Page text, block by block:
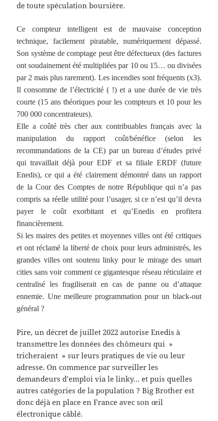
de toute spéculation boursière.
Ce compteur intelligent est de mauvaise conception
technique, facilement piratable, numériquement dépassé.
Son système de comptage peut être défectueux (des factures
ont soudainement été multipliées par 10 ou 15… ou divisées
par 2 mais plus rarement). Les incendies sont fréquents (x3).
Il consomme de l’électricité ( !) et a une durée de vie très
courte (15 ans théoriques pour les compteurs et 10 pour les
700 000 concentrateurs).
Elle a coûté très cher aux contribuables français avec la
manipulation du rapport coût/bénéfice (selon les
recommandations de la CE) par un bureau d’études privé
qui travaillait déjà pour EDF et sa filiale ERDF (future
Enedis), ce qui a été clairement démontré dans un rapport
de la Cour des Comptes de notre République qui n’a pas
compris sa réelle utilité pour l’usager, si ce n’est qu’il devra
payer le coût exorbitant et qu’Enedis en profitera
financièrement.
Si les maires des petites et moyennes villes ont été critiques
et ont réclamé la liberté de choix pour leurs administrés, les
grandes villes ont soutenu linky pour le mirage des smart
cities sans voir comment ce gigantesque réseau réticulaire et
centralisé les fragiliserait en cas de panne ou d’attaque
ennemie. Une meilleure programmation pour un black-out
général ?
Pire, un décret de juillet 2022 autorise Enedis à
transmettre les données des chômeurs qui »
tricheraient » sur leurs pratiques de vie ou leur
adresse. On commence par surveiller les
demandeurs d’emploi via le linky… et puis quelles
autres catégories de la population ? Big Brother est
donc déjà en place en France avec son œil
électronique câblé.